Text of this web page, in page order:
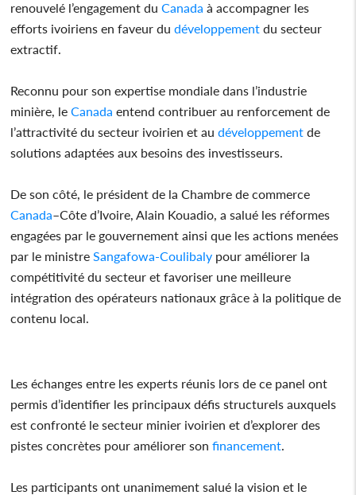
renouvelé l’engagement du Canada à accompagner les
efforts ivoiriens en faveur du développement du secteur
extractif.
Reconnu pour son expertise mondiale dans l’industrie
minière, le Canada entend contribuer au renforcement de
l’attractivité du secteur ivoirien et au développement de
solutions adaptées aux besoins des investisseurs.
De son côté, le président de la Chambre de commerce
Canada–Côte d’Ivoire, Alain Kouadio, a salué les réformes
engagées par le gouvernement ainsi que les actions menées
par le ministre Sangafowa-Coulibaly pour améliorer la
compétitivité du secteur et favoriser une meilleure
intégration des opérateurs nationaux grâce à la politique de
contenu local.
Les échanges entre les experts réunis lors de ce panel ont
permis d’identifier les principaux défis structurels auxquels
est confronté le secteur minier ivoirien et d’explorer des
pistes concrètes pour améliorer son financement
Les participants ont unanimement salué la vision et le